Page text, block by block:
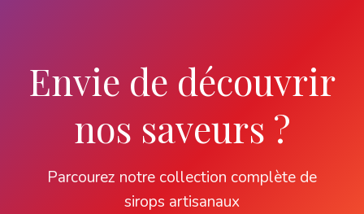
Envie de découvrir
nos saveurs ?
Parcourez notre collection complète de
sirops artisanaux